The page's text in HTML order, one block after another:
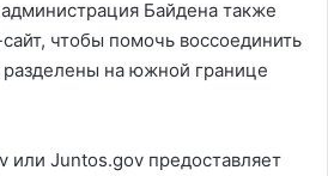
Байдена также
чтобы помочь воссоединить
на южной границе
или Juntos.gov предоставляет